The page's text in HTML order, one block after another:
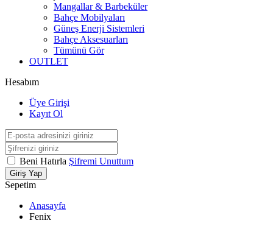
Mangallar & Barbeküler
Bahçe Mobilyaları
Güneş Enerji Sistemleri
Bahçe Aksesuarları
Tümünü Gör
OUTLET
Hesabım
Üye Girişi
Kayıt Ol
Beni Hatırla Şifremi Unuttum
Giriş Yap
Sepetim
Anasayfa
Fenix